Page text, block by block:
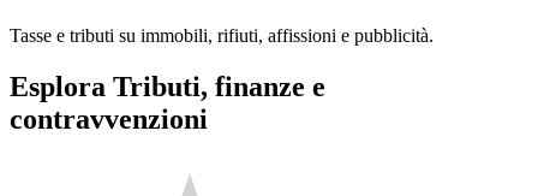
Tasse e tributi su immobili, rifiuti, affissioni e pubblicità.
Esplora Tributi, finanze e
contravvenzioni